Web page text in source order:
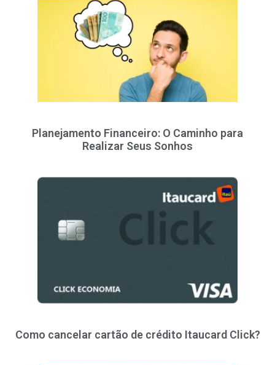
Planejamento Financeiro: O Caminho para
Realizar Seus Sonhos
Como cancelar cartão de crédito Itaucard Click?